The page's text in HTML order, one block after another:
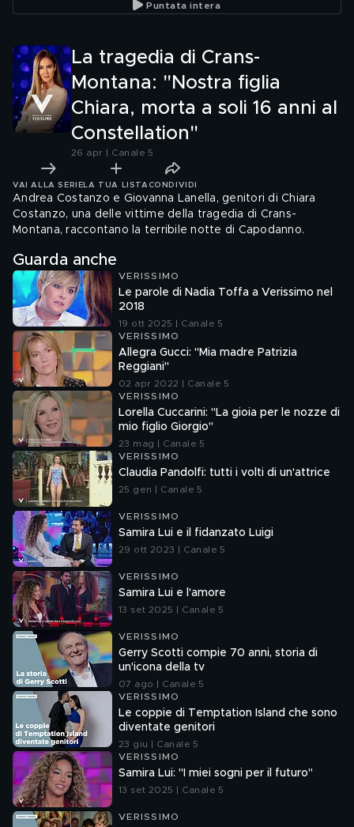
Puntata intera
La tragedia di Crans-
Montana: "Nostra figlia
Chiara, morta a soli 16 anni al
Constellation"
26 apr | Canale 5
VAI ALLA SERIE LA TUA LISTA CONDIVIDI
Andrea Costanzo e Giovanna Lanella, genitori di Chiara
Costanzo, una delle vittime della tragedia di Crans-
Montana, raccontano la terribile notte di Capodanno.
Guarda anche
VERISSIMO
Le parole di Nadia Toffa a Verissimo nel
2018
19 ott 2025 | Canale 5
VERISSIMO
Allegra Gucci: "Mia madre Patrizia
Reggiani"
02 apr 2022 | Canale 5
VERISSIMO
Lorella Cuccarini: "La gioia per le nozze di
mio figlio Giorgio"
23 mag | Canale 5
VERISSIMO
Claudia Pandolfi: tutti i volti di un'attrice
25 gen | Canale 5
VERISSIMO
Samira Lui e il fidanzato Luigi
29 ott 2023 | Canale 5
VERISSIMO
Samira Lui e l'amore
13 set 2025 | Canale 5
VERISSIMO
Gerry Scotti compie 70 anni, storia di
un'icona della tv
07 ago | Canale 5
VERISSIMO
Le coppie di Temptation Island che sono
diventate genitori
23 giu | Canale 5
VERISSIMO
Samira Lui: "I miei sogni per il futuro"
13 set 2025 | Canale 5
VERISSIMO